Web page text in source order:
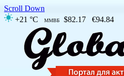
Scroll Down
+21 °C
ММВБ $82.17 €94.84